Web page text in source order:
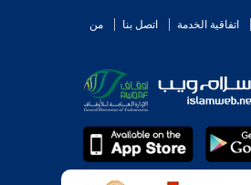
اتفاقية الخدمة اتصل بنا
من